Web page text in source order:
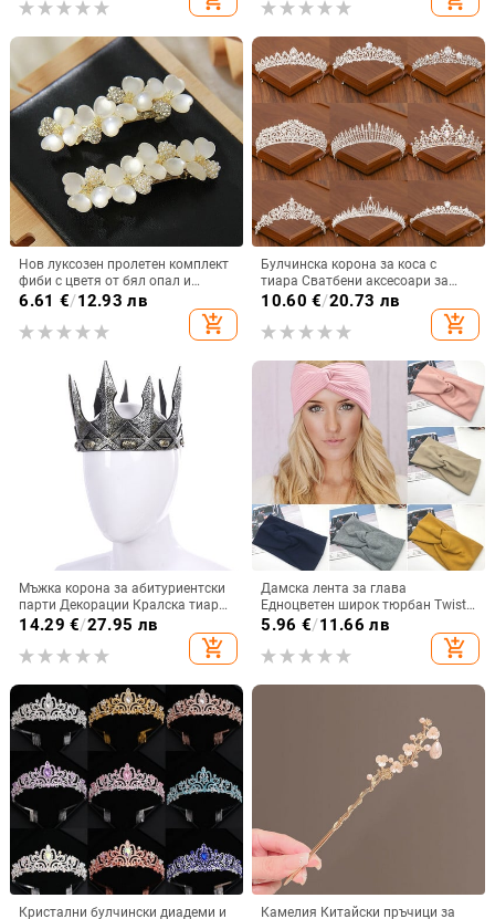
коса Шиньон
аксесоари за г-жа
Нов луксозен пролетен комплект
фиби с цветя от бял опал и
бутикова горна щипка с циркон
Една дума на гърба Елегантни
дамски модни шапки
6.61 €/12.93 лв
add_shopping_cart
Булчинска корона за коса с
тиара Сватбени аксесоари за
коса за жени Сребрист цвят
Корона за булчински корони и
диадема Дамски аксесоари
10.60 €/20.73 лв
add_shopping_cart
Мъжка корона за абитуриентски
парти Декорации Кралска тиара
Аксесоари за костюм Хелоуин
14.29 €/27.95 лв
add_shopping_cart
Дамска лента за глава
Едноцветен широк тюрбан Twist
Плетена памучна лента за коса
Завързана лента за глава
5.96 €/11.66 лв
add_shopping_cart
Кристални булчински диадеми и Камелия Китайски пръчици за